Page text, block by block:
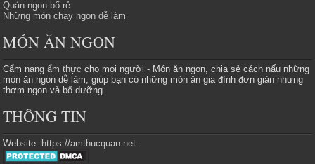
Quán ngon bổ rẻ
Những món chay ngon dễ làm
MÓN ĂN NGON
Cẩm nangẩm thực cho mọi người - Món ăn ngon, chia sẻ cách nấu những
món ăn ngon dễ làm, giúp bạn có những món ăn gia đình đơn giản nhưng
thơm ngon và bổ dưỡng.
THÔNG TIN
Website: https://amthucquan.net